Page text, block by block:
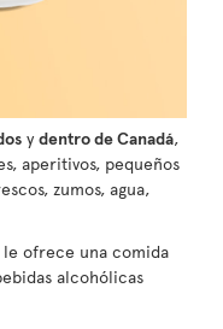
y dentro de Canadá,
aperitivos, pequeños
zumos, agua,
le ofrece una comida
alcohólicas